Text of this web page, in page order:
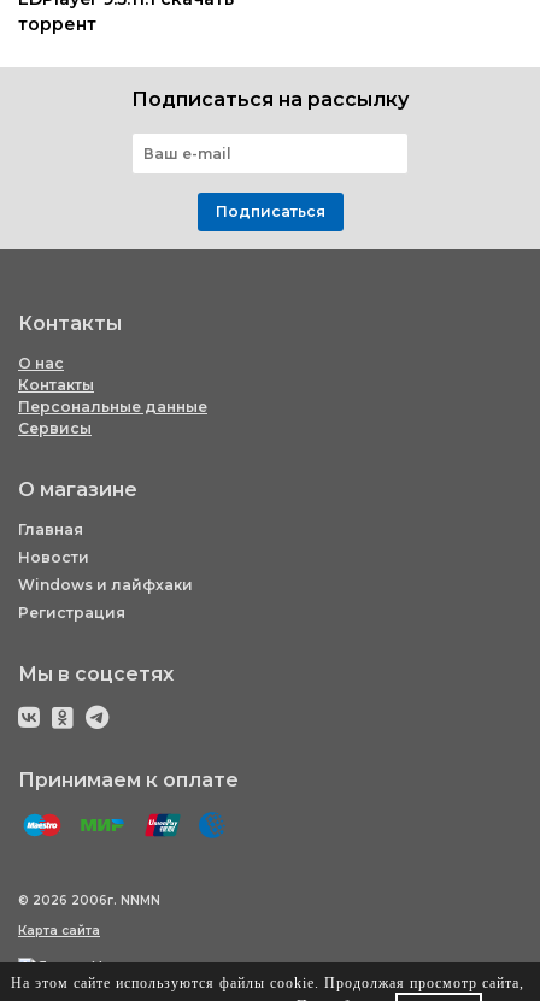
торрент
Подписаться на рассылку
Подписаться
Контакты
О нас
Контакты
Персональные данные
Сервисы
О магазине
Главная
Новости
Windows и лайфхаки
Регистрация
Мы в соцсетях
Принимаем к оплате
© 2026 2006г. NNMN
Карта сайта
На этом сайте используются файлы cookie. Продолжая просмотр сайта,